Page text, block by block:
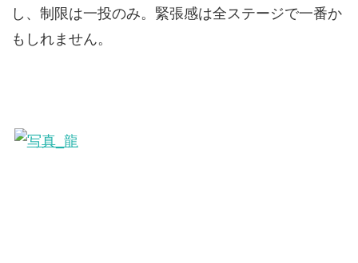
し、制限は一投のみ。緊張感は全ステージで一番か
もしれません。